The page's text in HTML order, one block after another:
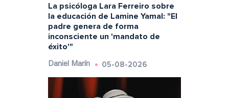
La psicóloga Lara Ferreiro sobre
la educación de Lamine Yamal: "El
padre genera de forma
inconsciente un 'mandato de
éxito'"
Daniel Marín 05-08-2026